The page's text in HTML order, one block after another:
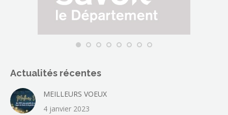
Actualités récentes
MEILLEURS VOEUX
4 janvier 2023